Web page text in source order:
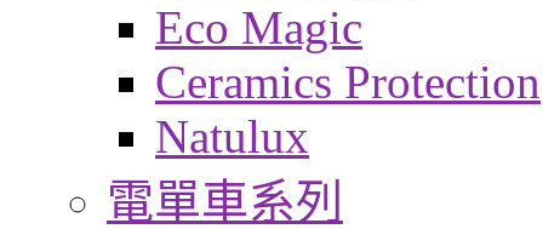
Eco Magic
Ceramics Protection
Natulux
電單車系列